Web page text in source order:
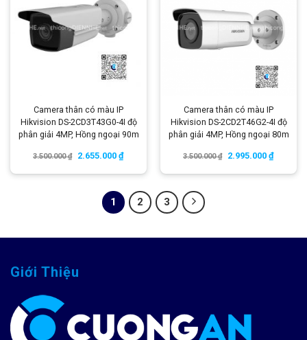
Camera thân có màu IP
Hikvision DS-2CD3T43G0-4I độ
phân giải 4MP, Hồng ngoại 90m
3.500.000₫ 2.655.000 ₫
Camera thân có màu IP
Hikvision DS-2CD2T46G2-4I độ
phân giải 4MP, Hồng ngoại 80m
3.500.000₫ 2.995.000 ₫
1 2 3
Giới Thiệu